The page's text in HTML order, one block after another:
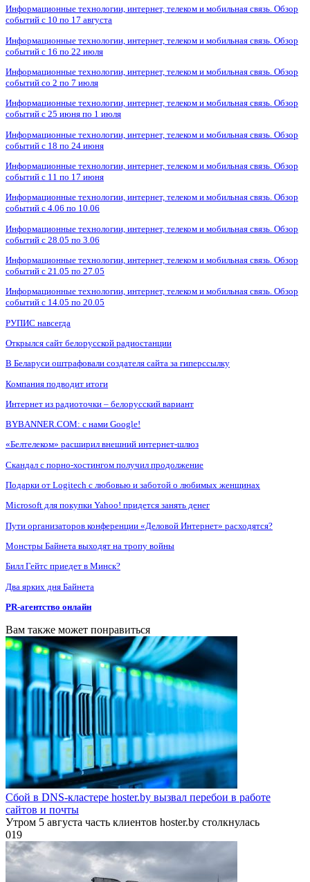
Информационные технологии, интернет, телеком и мобильная связь. Обзор
событий с 10 по 17 августа
Информационные технологии, интернет, телеком и мобильная связь. Обзор
событий с 16 по 22 июля
Информационные технологии, интернет, телеком и мобильная связь. Обзор
событий со 2 по 7 июля
Информационные технологии, интернет, телеком и мобильная связь. Обзор
событий с 25 июня по 1 июля
Информационные технологии, интернет, телеком и мобильная связь. Обзор
событий с 18 по 24 июня
Информационные технологии, интернет, телеком и мобильная связь. Обзор
событий с 11 по 17 июня
Информационные технологии, интернет, телеком и мобильная связь. Обзор
событий с 4.06 по 10.06
Информационные технологии, интернет, телеком и мобильная связь. Обзор
событий с 28.05 по 3.06
Информационные технологии, интернет, телеком и мобильная связь. Обзор
событий с 21.05 по 27.05
Информационные технологии, интернет, телеком и мобильная связь. Обзор
событий с 14.05 по 20.05
РУПИС навсегда
Открылся сайт белорусской радиостанции
В Беларуси оштрафовали создателя сайта за гиперссылку
Компания подводит итоги
Интернет из радиоточки – белорусский вариант
BYBANNER.COM: c нами Google!
«Белтелеком» расширил внешний интернет-шлюз
Скандал с порно-хостингом получил продолжение
Подарки от Logitech с любовью и заботой о любимых женщинах
Microsoft для покупки Yahoo! придется занять денег
Пути организаторов конференции «Деловой Интернет» расходятся?
Монстры Байнета выходят на тропу войны
Билл Гейтс приедет в Минск?
Два ярких дня Байнета
PR-агентство онлайн
Вам также может понравиться
Сбой в DNS-кластере hoster.by вызвал перебои в работе
сайтов и почты
Утром 5 августа часть клиентов hoster.by столкнулась
019